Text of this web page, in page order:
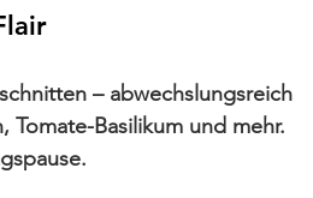
– abwechslungsreich
Tomate-Basilikum und mehr.